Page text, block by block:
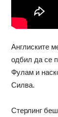
Англиските
одбил да се
Фулам и
Силва.
Стерлинг